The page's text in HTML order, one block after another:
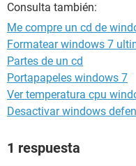
Consulta también:
Me compre un cd de
Formatear windows 7
Partes de un cd
Portapapeles windows 7
Ver temperatura cpu
Desactivar windows
1 respuesta